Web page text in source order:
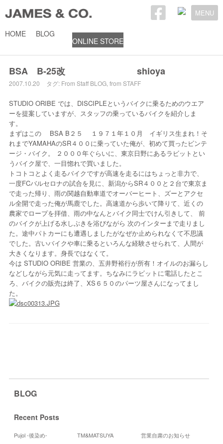
MENU
HOME BLOG
ONLINE STORE
2007年10月20日
BSA B-25改 shioya
2007.10.20 タグ: From Staff BLOG, from STAFF
STUDIO ORIBE では、DISCIPLEというバイクに乗るためのウエア
ーを提案していますが、スタッフの乗っているバイクを紹介しま
す。
まずはこの BSA B２５ １９７１年１０月 イギリス生まれ！そ
れまでYAMAHAのSR４００に乗っていた俺が、初めて買ったビンテ
ージ・バイク。 ２０００年ぐらいに、東京日野にあるラビットとい
うバイク屋で、一目惚れで買いました。
トコトコとよく走るバイクですが高速を走るにはちょっと非力で、
一度FCバルセロナの試合を見に、新潟からSR４００と２台で東京ま
で走った帰り、雨の関越自動車道でオーバーヒート、ズーとアクセ
ル全開で走った俺が馬鹿でした。高速道から歩いて降りて、近くの
農家でロープを拝借、雨の中なんとバイク同士でけん引きして、 前
のバイクが上げる水しぶきを浴びながら 次のインターまで走りまし
た。途中パトカーにも遭遇しましたがなぜか止められなくて不思議
でした。古いバイクや車に乗るといろんな経験させられて、人間が
大きくなります。身長ではなくて。
今は STUDIO ORIBE 営業の、五井野裕行が所有！オイルのお漏らし
などしながら元気に走ってます。ちなみにラビットに電話したとこ
ろ、バイクの販売は終了、XS６５０のパーツ屋さんになってまし
た。
BLOG
Recent Posts
Pujol -後染め- TM&MATSUYA
営業自粛のお知らせ